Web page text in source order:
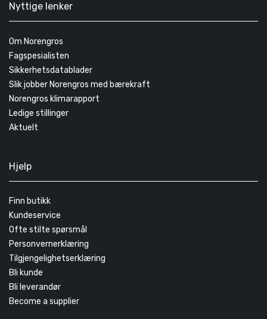
Nyttige lenker
Om Norengros
Fagspesialisten
Sikkerhetsdatablader
Slik jobber Norengros med bærekraft
Norengros klimarapport
Ledige stillinger
Aktuelt
Hjelp
Finn butikk
Kundeservice
Ofte stilte spørsmål
Personvernerklæring
Tilgjengelighetserklæring
Bli kunde
Bli leverandør
Become a supplier